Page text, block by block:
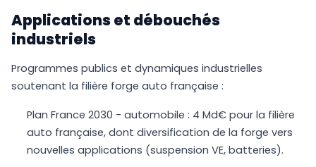
Applications et débouchés
industriels
Programmes publics et dynamiques industrielles
soutenant la filière forge auto française :
Plan France 2030 - automobile : 4 Md€ pour la filière
auto française, dont diversification de la forge vers
nouvelles applications (suspension VE, batteries).